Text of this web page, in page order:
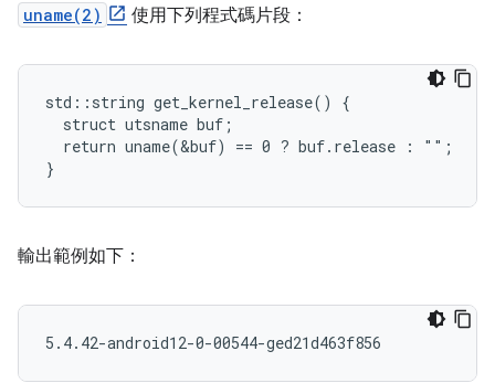
uname(2) 使用下列程式碼片段：
std::string get_kernel_release() {
  struct utsname buf;
  return uname(&buf) == 0 ? buf.release : "";
輸出範例如下：